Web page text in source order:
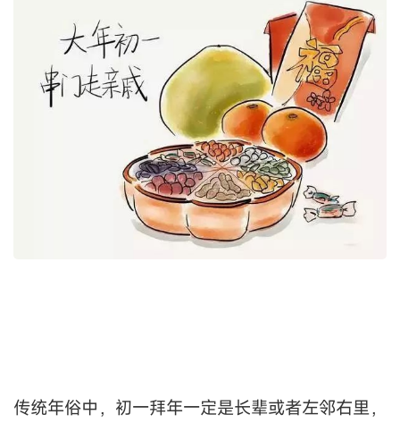
传统年俗中，初一拜年一定是长辈或者左邻右里，